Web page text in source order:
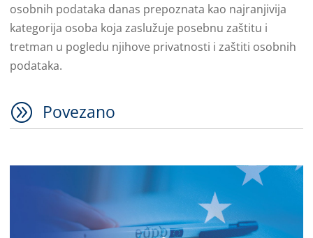
osobnih podataka danas prepoznata kao najranjivija
kategorija osoba koja zaslužuje posebnu zaštitu i
tretman u pogledu njihove privatnosti i zaštiti osobnih
podataka.
A Povezano